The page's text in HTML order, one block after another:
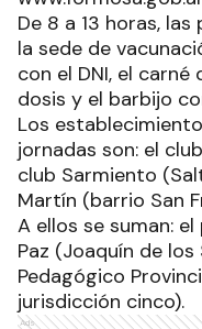
De 8 a 13 horas,
la sede de
con el DNI, el
dosis y el barbijo
Los
jornadas son: el
club Sarmiento
Martín (barrio San
A ellos se suman:
Paz (Joaquín de
Pedagógico
jurisdicción cinco).
Ads